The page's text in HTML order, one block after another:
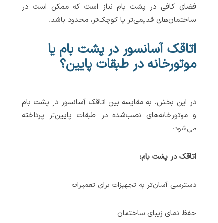
فضای کافی در پشت بام نیاز است که ممکن است در
ساختمان‌های قدیمی‌تر یا کوچک‌تر، محدود باشد.
اتاقک آسانسور در پشت بام یا
موتورخانه در طبقات پایین؟
در این بخش، به مقایسه بین اتاقک آسانسور در پشت بام
و موتورخانه‌های نصب‌شده در طبقات پایین‌تر پرداخته
می‌شود:
اتاقک در پشت بام:
دسترسی آسان‌تر به تجهیزات برای تعمیرات
حفظ نمای زیبای ساختمان